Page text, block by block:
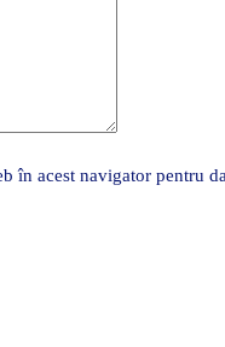
în acest navigator pentru